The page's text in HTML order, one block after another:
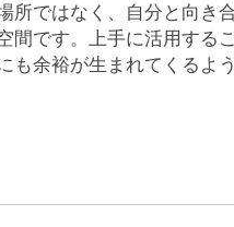
所ではなく、自分と向き
間です。上手に活用する
も余裕が生まれてくるよ